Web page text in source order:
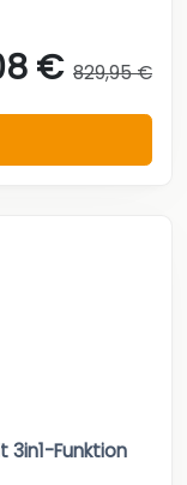
€ 829,95 €
Funktion